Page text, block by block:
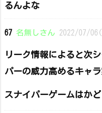
るんよな
67 名無しさん 2022/07/
リーク情報によると次
パーの威力高めるキャ
スナイパーゲームはか